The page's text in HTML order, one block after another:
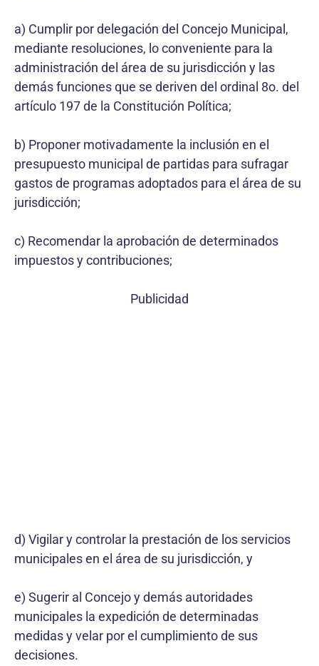
a) Cumplir por delegación del Concejo Municipal,
mediante resoluciones, lo conveniente para la
administración del área de su jurisdicción y las
demás funciones que se deriven del ordinal 8o. del
artículo 197 de la Constitución Política;
b) Proponer motivadamente la inclusión en el
presupuesto municipal de partidas para sufragar
gastos de programas adoptados para el área de su
jurisdicción;
c) Recomendar la aprobación de determinados
impuestos y contribuciones;
Publicidad
d) Vigilar y controlar la prestación de los servicios
municipales en el área de su jurisdicción, y
e) Sugerir al Concejo y demás autoridades
municipales la expedición de determinadas
medidas y velar por el cumplimiento de sus
decisiones.